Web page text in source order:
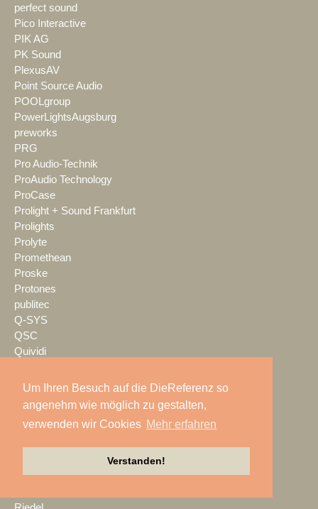
Um Ihren Besuch auf die DieReferenz so
angenehm wie möglich zu gestalten,
verwenden wir Cookies Mehr erfahren
Verstanden!
perfect sound
Pico Interactive
PIK AG
PK Sound
PlexusAV
Point Source Audio
POOLgroup
PowerLightsAugsburg
preworks
PRG
Pro Audio-Technik
ProAudio Technology
ProCase
Prolight + Sound Frankfurt
Prolights
Prolyte
Promethean
Proske
Protones
publitec
Q-SYS
QSC
Quividi
Rain Age
Rauschenberger Catering
RENT EVENT TEC
rent4event
Reprofil